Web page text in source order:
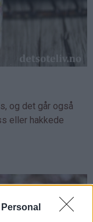
og det går også
eller hakkede